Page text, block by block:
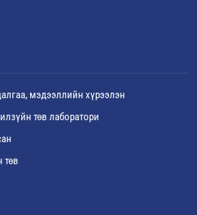
мэдээллийн хүрээлэн
төв лаборатори
төв